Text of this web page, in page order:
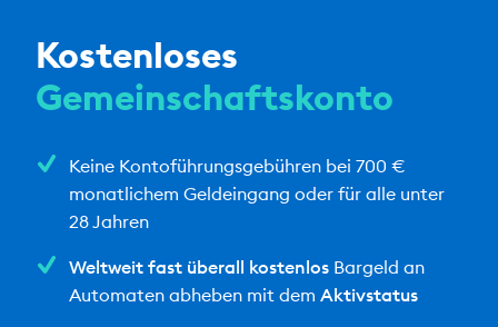
Kostenloses
Gemeinschaftskonto
Keine Kontoführungsgebühren bei 700 €
monatlichem Geldeingang oder für alle unter
28 Jahren
Weltweit fast überall kostenlosBargeld an
Automaten abheben mit dem Aktivstatus